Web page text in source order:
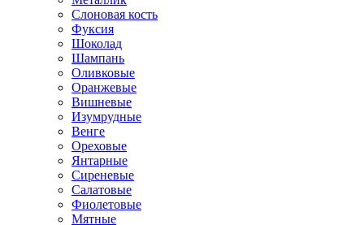
Слоновая кость
Фуксия
Шоколад
Шампань
Оливковые
Оранжевые
Вишневые
Изумрудные
Венге
Ореховые
Янтарные
Сиреневые
Салатовые
Фиолетовые
Мятные